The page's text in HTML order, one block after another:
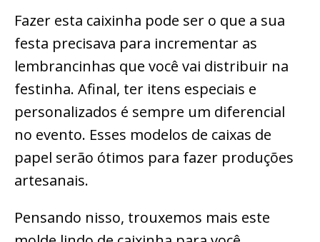
Fazer esta caixinha pode ser o que a sua
festa precisava para incrementar as
lembrancinhas que você vai distribuir na
festinha. Afinal, ter itens especiais e
personalizados é sempre um diferencial
no evento. Esses modelos de caixas de
papel serão ótimos para fazer produções
artesanais.
Pensando nisso, trouxemos mais este